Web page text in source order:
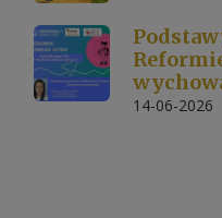
14-06-2026